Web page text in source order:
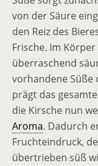
von der Säure
den Reiz des
Frische. Im
überraschend
vorhandene
prägt das
die Kirsche nun
Aroma. Dadurch
Fruchteindruck,
übertrieben süß